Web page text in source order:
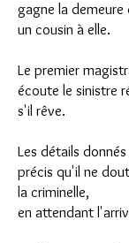
gagne la demeure
un cousin à elle.
Le premier
écoute le sinistre
s'il rêve.
Les détails
précis qu'il ne
la criminelle,
en attendant